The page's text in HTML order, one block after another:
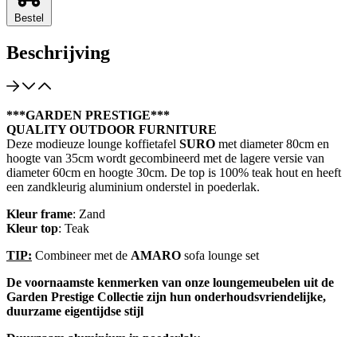
Bestel
Beschrijving
***GARDEN PRESTIGE***
QUALITY OUTDOOR FURNITURE
Deze modieuze lounge koffietafel SURO met diameter 80cm en
hoogte van 35cm wordt gecombineerd met de lagere versie van
diameter 60cm en hoogte 30cm. De top is 100% teak hout en heeft
een zandkleurig aluminium onderstel in poederlak.
Kleur frame: Zand
Kleur top: Teak
TIP: Combineer met de AMARO sofa lounge set
De voornaamste kenmerken van onze loungemeubelen uit de
Garden Prestige Collectie zijn hun onderhoudsvriendelijke,
duurzame eigentijdse stijl